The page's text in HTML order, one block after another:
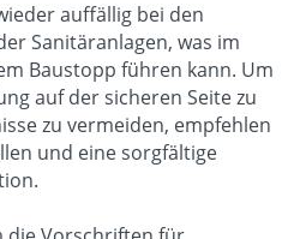
auffällig bei den
Sanitäranlagen, was im
Baustopp führen kann. Um
auf der sicheren Seite zu
zu vermeiden, empfehlen
und eine sorgfältige